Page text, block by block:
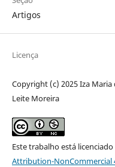
Artigos
Licença
Copyright (c) 2025 Iza
Leite Moreira
Este trabalho está
Attribution-NonCommercial